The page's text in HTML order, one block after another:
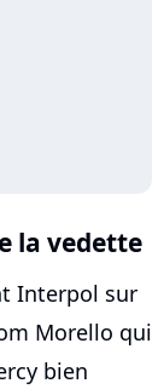
la vedette
Interpol sur
Morello qui
bien